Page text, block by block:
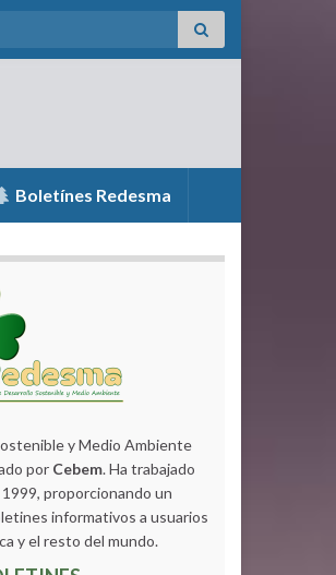
Boletínes Redesma
y Medio Ambiente
por Cebem. Ha trabajado
proporcionando un
informativos a usuarios
y el resto del mundo.